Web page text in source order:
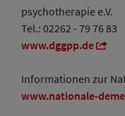
psychotherapie e.V.
Tel.: 02262 - 79 76 83
www.dggpp.de
Informationen zur
www.nationale-